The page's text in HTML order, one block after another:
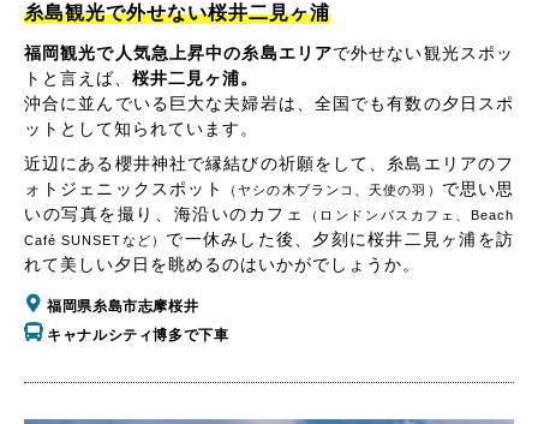
糸島観光で外せない桜井二見ヶ浦
福岡観光で人気急上昇中の糸島エリアで外せない観光スポッ
トと言えば、 桜井二見ヶ浦。
沖合に並んでいる巨大な夫婦岩は、全国でも有数の夕日スポ
ットとして知られています。
近辺にある櫻井神社で縁結びの祈願をして、糸島エリアのフ
ォトジェニックスポット
（ヤシの木ブランコ、天使の羽）
で思い思
いの写真を撮り、海沿いのカフェ
（ロンドンバスカフェ、Beach
Café SUNSETなど） で一休みした後、夕刻に桜井二見ヶ浦を訪
れて美しい夕日を眺めるのはいかがでしょうか。
福岡県糸島市志摩桜井
キャナルシティ博多で下車